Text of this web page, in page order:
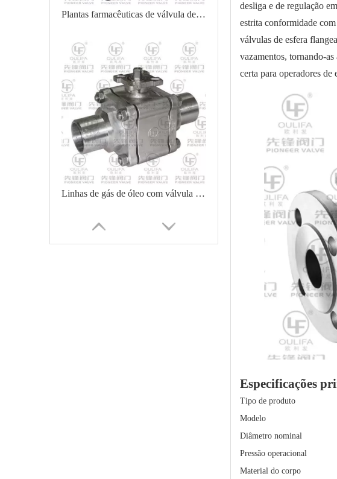
Plantas farmacêuticas de válvula de esfera wafer de alta pressão
Linhas de gás de óleo com válvula de esfera soldada de topo 2000PSI
desliga e de regulação
estrita conformidade
válvulas de esfera
vazamentos, tornando-
certa para operadores de
Especificações
Tipo de produto
Modelo
Diâmetro nominal
Pressão operacional
Material do corpo